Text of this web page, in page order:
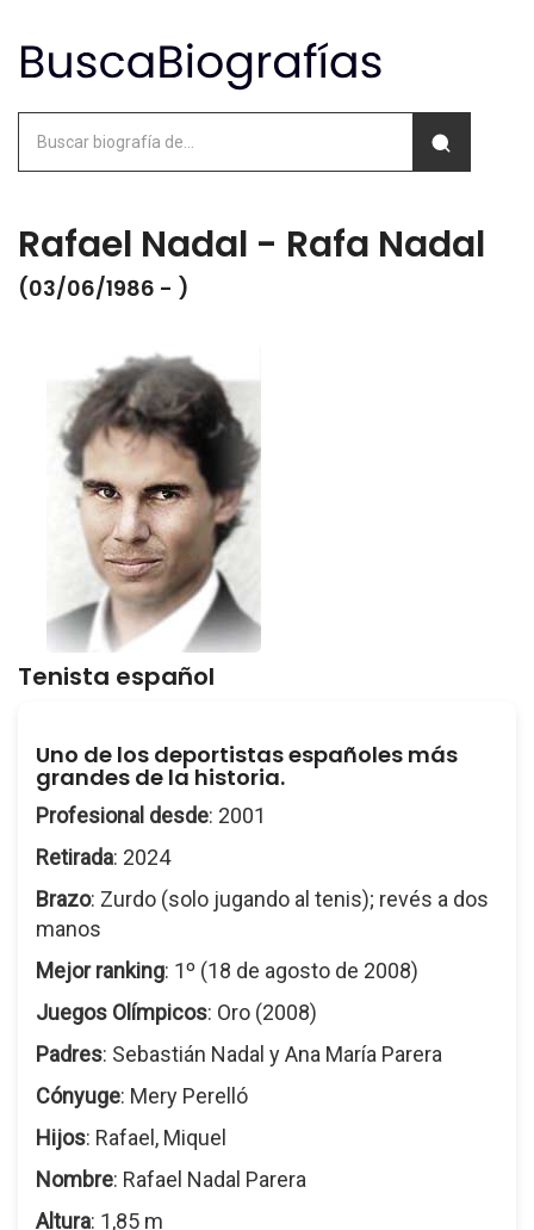
Rafael Nadal - Rafa Nadal
(03/06/1986 - )
Tenista español
Uno de los deportistas españoles más
grandes de la historia.
Profesional desde: 2001
Retirada: 2024
Brazo: Zurdo (solo jugando al tenis); revés a dos
manos
Mejor ranking: 1º (18 de agosto de 2008)
Juegos Olímpicos: Oro (2008)
Padres: Sebastián Nadal y Ana María Parera
Cónyuge: Mery Perelló
Hijos: Rafael, Miquel
Nombre: Rafael Nadal Parera
Altura: 1,85 m